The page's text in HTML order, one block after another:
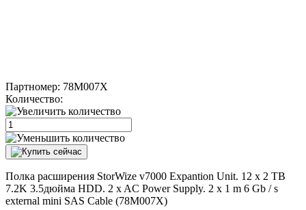
Партномер: 78M007X
Количество:
Полка расширения StorWize v7000 Expantion Unit. 12 x 2 TB
7.2K 3.5дюйма HDD. 2 x AC Power Supply. 2 x 1 m 6 Gb / s
external mini SAS Cable (78M007X)